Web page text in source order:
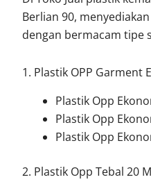
Berlian 90,
dengan bermacam tipe
1. Plastik OPP Garment
Plastik Opp
Plastik Opp
Plastik Opp
2. Plastik Opp Tebal 20